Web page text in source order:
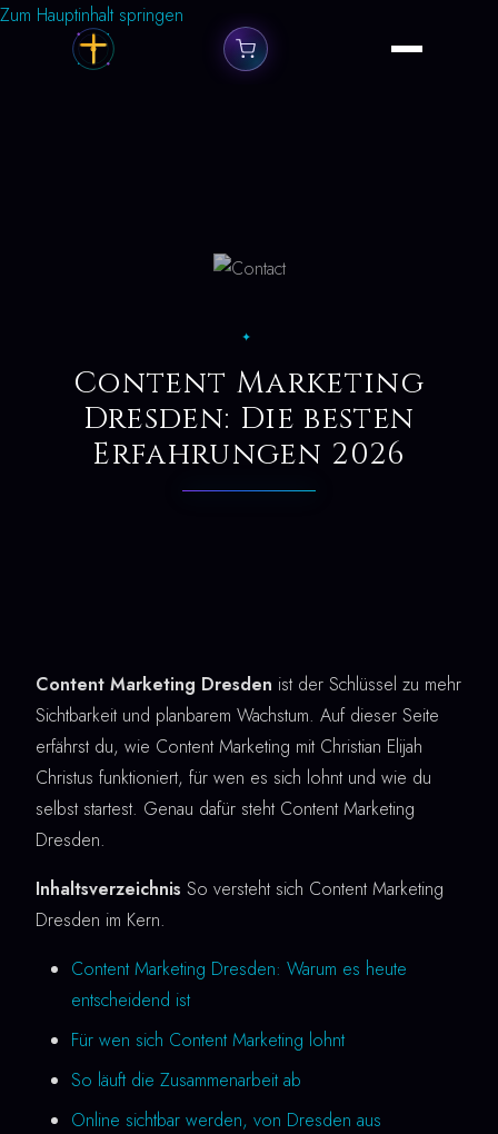
Zum Hauptinhalt springen
✦
Content Marketing
Dresden: Die besten
Erfahrungen 2026
Content Marketing Dresden ist der Schlüssel zu mehr
Sichtbarkeit und planbarem Wachstum. Auf dieser Seite
erfährst du, wie Content Marketing mit Christian Elijah
Christus funktioniert, für wen es sich lohnt und wie du
selbst startest. Genau dafür steht Content Marketing
Dresden.
Inhaltsverzeichnis So versteht sich Content Marketing
Dresden im Kern.
Content Marketing Dresden: Warum es heute
entscheidend ist
Für wen sich Content Marketing lohnt
So läuft die Zusammenarbeit ab
Online sichtbar werden, von Dresden aus